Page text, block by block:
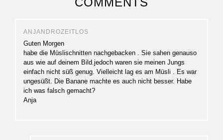
ANJANDROZEITLOS
Guten Morgen
habe die Müslischnitten nachgebacken . Sie sahen genauso
aus wie auf deinem Bild.jedoch waren sie meinen Jungs
einfach nicht süß genug. Vielleicht lag es am Müsli . Es war
ungesüßt. Die Banane machte es auch nicht besser. Habe
ich was falsch gemacht?
Anja